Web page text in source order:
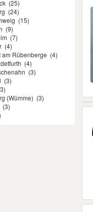
(25)
(24)
(15)
(9)
(7)
(4)
am Rübenberge (4)
(4)
(3)
(3)
(Wümme) (3)
(3)